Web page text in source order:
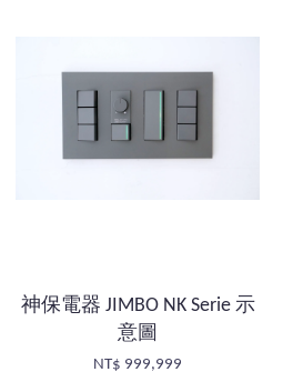
神保電器 JIMBO NK Serie 示
意圖
NT$ 999,999